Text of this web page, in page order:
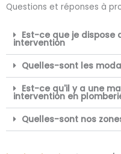
Questions et réponses à
Est-ce que je dispose
intervention
Quelles-sont les
Est-ce qu'il y a une
intervention en
Quelles-sont nos